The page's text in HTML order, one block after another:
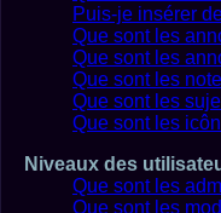
Puis-je insérer
Que sont les
Que sont les
Que sont les
Que sont les
Que sont les
Niveaux des
Que sont les
Que sont les